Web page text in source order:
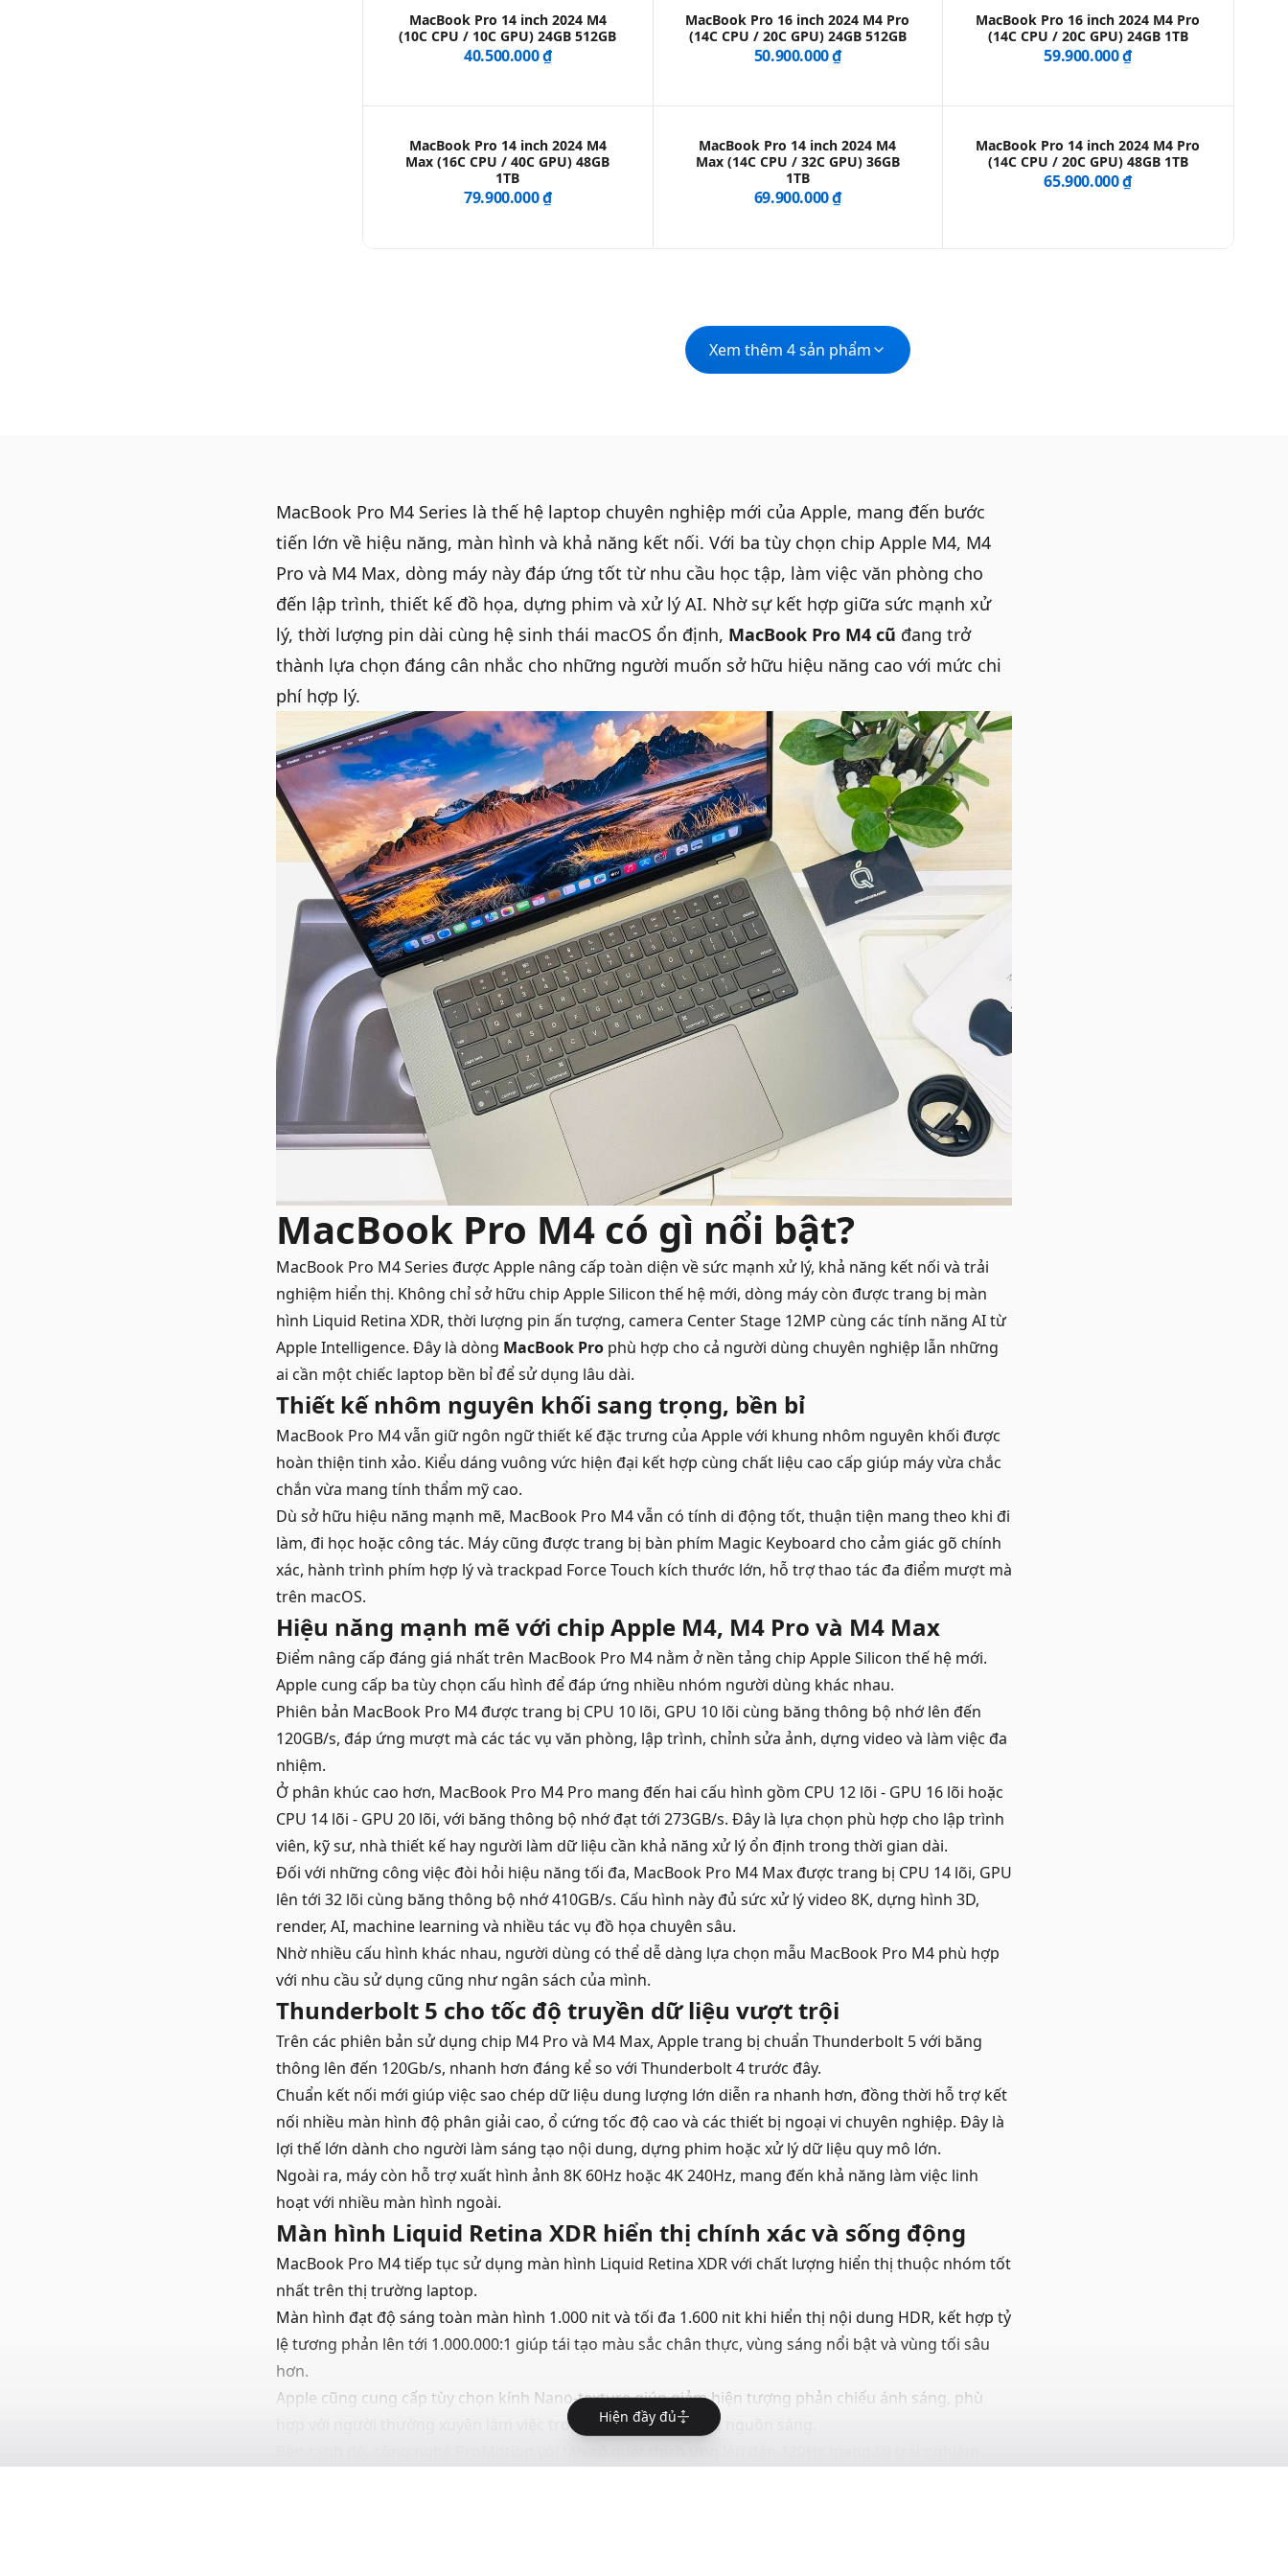
MacBook Pro 14 inch 2024 M4
(10C CPU / 10C GPU) 24GB 512GB
40.500.000 ₫
MacBook Pro 16 inch 2024 M4 Pro
(14C CPU / 20C GPU) 24GB 512GB
50.900.000 ₫
MacBook Pro 16 inch 2024 M4 Pro
(14C CPU / 20C GPU) 24GB 1TB
59.900.000 ₫
MacBook Pro 14 inch 2024 M4
Max (16C CPU / 40C GPU) 48GB
1TB
79.900.000 ₫
MacBook Pro 14 inch 2024 M4
Max (14C CPU / 32C GPU) 36GB
1TB
69.900.000 ₫
MacBook Pro 14 inch 2024 M4 Pro
(14C CPU / 20C GPU) 48GB 1TB
65.900.000 ₫
Xem thêm 4 sản phẩm
MacBook Pro M4 Series là thế hệ laptop chuyên nghiệp mới của Apple, mang đến bước
tiến lớn về hiệu năng, màn hình và khả năng kết nối. Với ba tùy chọn chip Apple M4, M4
Pro và M4 Max, dòng máy này đáp ứng tốt từ nhu cầu học tập, làm việc văn phòng cho
đến lập trình, thiết kế đồ họa, dựng phim và xử lý AI. Nhờ sự kết hợp giữa sức mạnh xử
lý, thời lượng pin dài cùng hệ sinh thái macOS ổn định, MacBook Pro M4 cũ đang trở
thành lựa chọn đáng cân nhắc cho những người muốn sở hữu hiệu năng cao với mức chi
phí hợp lý.
MacBook Pro M4 có gì nổi bật?
MacBook Pro M4 Series được Apple nâng cấp toàn diện về sức mạnh xử lý, khả năng kết nối và trải
nghiệm hiển thị. Không chỉ sở hữu chip Apple Silicon thế hệ mới, dòng máy còn được trang bị màn
hình Liquid Retina XDR, thời lượng pin ấn tượng, camera Center Stage 12MP cùng các tính năng AI từ
Apple Intelligence. Đây là dòng MacBook Pro phù hợp cho cả người dùng chuyên nghiệp lẫn những
ai cần một chiếc laptop bền bỉ để sử dụng lâu dài.
Thiết kế nhôm nguyên khối sang trọng, bền bỉ
MacBook Pro M4 vẫn giữ ngôn ngữ thiết kế đặc trưng của Apple với khung nhôm nguyên khối được
hoàn thiện tinh xảo. Kiểu dáng vuông vức hiện đại kết hợp cùng chất liệu cao cấp giúp máy vừa chắc
chắn vừa mang tính thẩm mỹ cao.
Dù sở hữu hiệu năng mạnh mẽ, MacBook Pro M4 vẫn có tính di động tốt, thuận tiện mang theo khi đi
làm, đi học hoặc công tác. Máy cũng được trang bị bàn phím Magic Keyboard cho cảm giác gõ chính
xác, hành trình phím hợp lý và trackpad Force Touch kích thước lớn, hỗ trợ thao tác đa điểm mượt mà
trên macOS.
Hiệu năng mạnh mẽ với chip Apple M4, M4 Pro và M4 Max
Điểm nâng cấp đáng giá nhất trên MacBook Pro M4 nằm ở nền tảng chip Apple Silicon thế hệ mới.
Apple cung cấp ba tùy chọn cấu hình để đáp ứng nhiều nhóm người dùng khác nhau.
Phiên bản MacBook Pro M4 được trang bị CPU 10 lõi, GPU 10 lõi cùng băng thông bộ nhớ lên đến
120GB/s, đáp ứng mượt mà các tác vụ văn phòng, lập trình, chỉnh sửa ảnh, dựng video và làm việc đa
nhiệm.
Ở phân khúc cao hơn, MacBook Pro M4 Pro mang đến hai cấu hình gồm CPU 12 lõi - GPU 16 lõi hoặc
CPU 14 lõi - GPU 20 lõi, với băng thông bộ nhớ đạt tới 273GB/s. Đây là lựa chọn phù hợp cho lập trình
viên, kỹ sư, nhà thiết kế hay người làm dữ liệu cần khả năng xử lý ổn định trong thời gian dài.
Đối với những công việc đòi hỏi hiệu năng tối đa, MacBook Pro M4 Max được trang bị CPU 14 lõi, GPU
lên tới 32 lõi cùng băng thông bộ nhớ 410GB/s. Cấu hình này đủ sức xử lý video 8K, dựng hình 3D,
render, AI, machine learning và nhiều tác vụ đồ họa chuyên sâu.
Nhờ nhiều cấu hình khác nhau, người dùng có thể dễ dàng lựa chọn mẫu MacBook Pro M4 phù hợp
với nhu cầu sử dụng cũng như ngân sách của mình.
Thunderbolt 5 cho tốc độ truyền dữ liệu vượt trội
Trên các phiên bản sử dụng chip M4 Pro và M4 Max, Apple trang bị chuẩn Thunderbolt 5 với băng
thông lên đến 120Gb/s, nhanh hơn đáng kể so với Thunderbolt 4 trước đây.
Chuẩn kết nối mới giúp việc sao chép dữ liệu dung lượng lớn diễn ra nhanh hơn, đồng thời hỗ trợ kết
nối nhiều màn hình độ phân giải cao, ổ cứng tốc độ cao và các thiết bị ngoại vi chuyên nghiệp. Đây là
lợi thế lớn dành cho người làm sáng tạo nội dung, dựng phim hoặc xử lý dữ liệu quy mô lớn.
Ngoài ra, máy còn hỗ trợ xuất hình ảnh 8K 60Hz hoặc 4K 240Hz, mang đến khả năng làm việc linh
hoạt với nhiều màn hình ngoài.
Màn hình Liquid Retina XDR hiển thị chính xác và sống động
MacBook Pro M4 tiếp tục sử dụng màn hình Liquid Retina XDR với chất lượng hiển thị thuộc nhóm tốt
nhất trên thị trường laptop.
Màn hình đạt độ sáng toàn màn hình 1.000 nit và tối đa 1.600 nit khi hiển thị nội dung HDR, kết hợp tỷ
lệ tương phản lên tới 1.000.000:1 giúp tái tạo màu sắc chân thực, vùng sáng nổi bật và vùng tối sâu
hơn.
Apple cũng cung cấp tùy chọn kính Nano-texture giúp giảm hiện tượng phản chiếu ánh sáng, phù
hợp với người thường xuyên làm việc trong môi trường nhiều nguồn sáng.
Hiện đầy đủ